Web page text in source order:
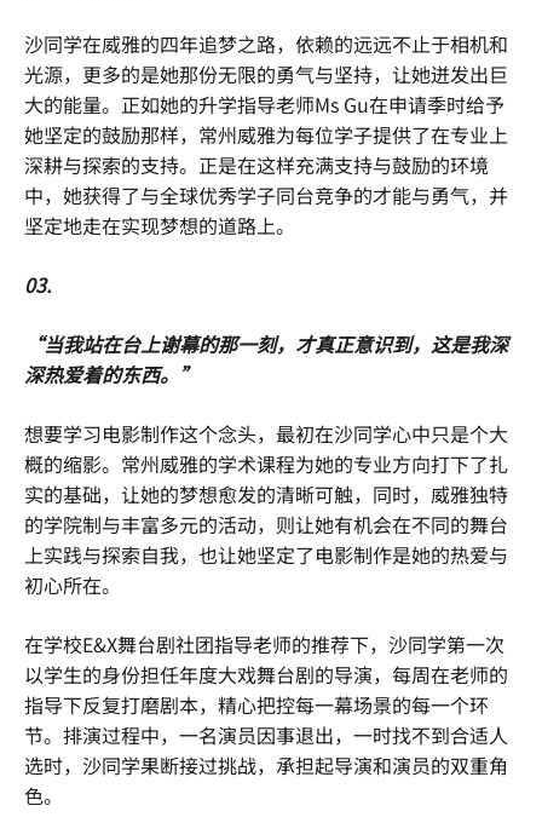
沙同学在威雅的四年追梦之路，依赖的远远不止于相机和
光源，更多的是她那份无限的勇气与坚持，让她迸发出巨
大的能量。正如她的升学指导老师Ms Gu在申请季时给予
她坚定的鼓励那样，常州威雅为每位学子提供了在专业上
深耕与探索的支持。正是在这样充满支持与鼓励的环境
中，她获得了与全球优秀学子同台竞争的才能与勇气，并
坚定地走在实现梦想的道路上。
03.
“当我站在台上谢幕的那一刻，才真正意识到，这是我深
深热爱着的东西。”
想要学习电影制作这个念头，最初在沙同学心中只是个大
概的缩影。常州威雅的学术课程为她的专业方向打下了扎
实的基础，让她的梦想愈发的清晰可触，同时，威雅独特
的学院制与丰富多元的活动，则让她有机会在不同的舞台
上实践与探索自我，也让她坚定了电影制作是她的热爱与
初心所在。
在学校E&X舞台剧社团指导老师的推荐下，沙同学第一次
以学生的身份担任年度大戏舞台剧的导演，每周在老师的
指导下反复打磨剧本，精心把控每一幕场景的每一个环
节。排演过程中，一名演员因事退出，一时找不到合适人
选时，沙同学果断接过挑战，承担起导演和演员的双重角
色。